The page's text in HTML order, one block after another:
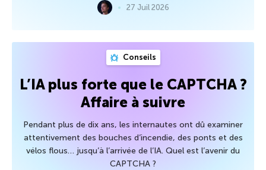
27 Juil 2026
Conseils
L’IA plus forte que le CAPTCHA ?
Affaire à suivre
Pendant plus de dix ans, les internautes ont dû examiner
attentivement des bouches d’incendie, des ponts et des
vélos flous… jusqu’à l’arrivée de l’IA. Quel est l’avenir du
CAPTCHA ?